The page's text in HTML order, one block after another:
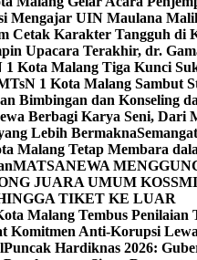
Mengajar UIN Maulana
Cetak Karakter Tangguh di
Upacara Terakhir, dr.
1 Kota Malang Tiga Kunci
1 Kota Malang Sambut
Bimbingan dan Konseling
Berbagi Karya Seni, Dari
Lebih Bermakna
Malang Tetap Membara
MATSANEWA
JUARA UMUM KOSSMI
TIKET KE LUAR
Malang Tembus
Komitmen Anti-Korupsi
Puncak Hardiknas 2026: